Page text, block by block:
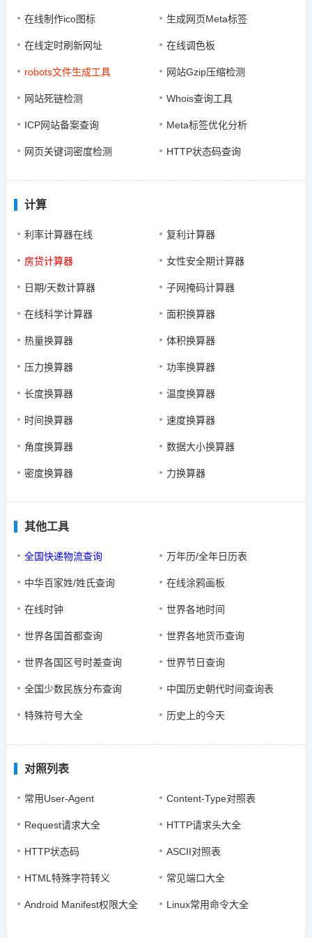
在线制作ico图标 生成网页Meta标签
在线定时刷新网址 在线调色板
robots文件生成工具 网站Gzip压缩检测
网站死链检测 Whois查询工具
ICP网站备案查询 Meta标签优化分析
网页关键词密度检测 HTTP状态码查询
计算
利率计算器在线 复利计算器
房贷计算器 女性安全期计算器
日期/天数计算器 子网掩码计算器
在线科学计算器 面积换算器
热量换算器 体积换算器
压力换算器 功率换算器
长度换算器 温度换算器
时间换算器 速度换算器
角度换算器 数据大小换算器
密度换算器 力换算器
其他工具
全国快递物流查询 万年历/全年日历表
中华百家姓/姓氏查询 在线涂鸦画板
在线时钟 世界各地时间
世界各国首都查询 世界各地货币查询
世界各国区号时差查询 世界节日查询
全国少数民族分布查询 中国历史朝代时间查询表
特殊符号大全 历史上的今天
对照列表
常用User-Agent Content-Type对照表
Request请求大全 HTTP请求头大全
HTTP状态码 ASCII对照表
HTML特殊字符转义 常见端口大全
Android Manifest权限大全 Linux常用命令大全